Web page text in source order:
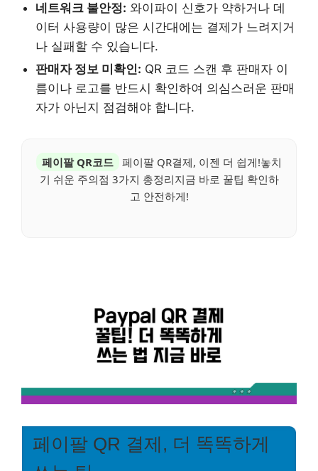
네트워크 불안정: 와이파이 신호가 약하거나 데
이터 사용량이 많은 시간대에는 결제가 느려지거
나 실패할 수 있습니다.
판매자 정보 미확인: QR 코드 스캔 후 판매자 이
름이나 로고를 반드시 확인하여 의심스러운 판매
자가 아닌지 점검해야 합니다.
페이팔 QR코드 페이팔 QR결제, 이젠 더 쉽게!놓치
기 쉬운 주의점 3가지 총정리지금 바로 꿀팁 확인하
고 안전하게!
페이팔 QR 결제, 더 똑똑하게